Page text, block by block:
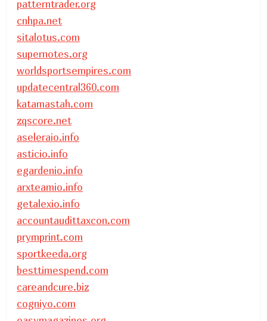
patterntrader.org
cnhpa.net
sitalotus.com
supernotes.org
worldsportsempires.com
updatecentral360.com
katamastah.com
zqscore.net
aseleraio.info
asticio.info
egardenio.info
arxteamio.info
getalexio.info
accountaudittaxcon.com
prymprint.com
sportkeeda.org
besttimespend.com
careandcure.biz
cogniyo.com